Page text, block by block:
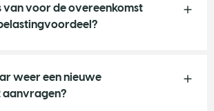
van voor de overeenkomst
weer een nieuwe
aanvragen?